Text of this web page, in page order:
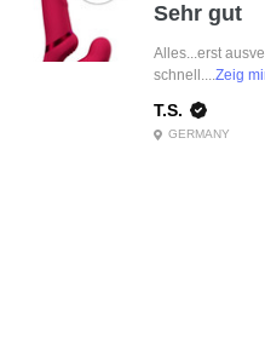
Sehr gut
Alles...erst
schnell....Zeig
T.S.
GERMANY